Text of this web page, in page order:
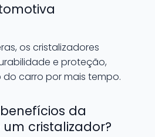
os cristalizadores
e proteção,
carro por mais tempo.
da
cristalizador?